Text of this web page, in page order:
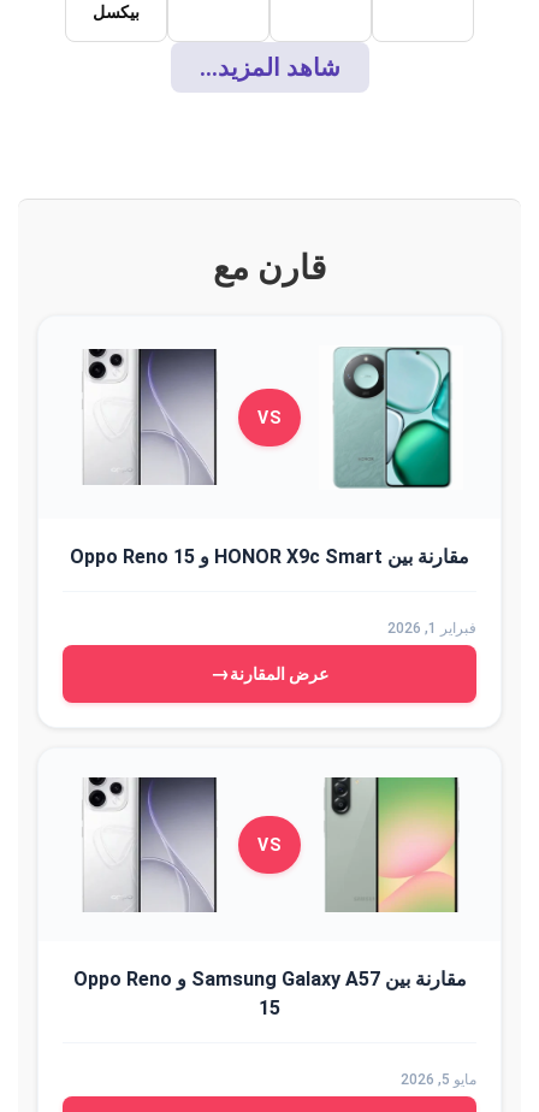
بيكسل
شاهد المزيد...
قارن مع
VS
مقارنة بين HONOR X9c Smart و Oppo Reno 15
فبراير 1, 2026
عرض المقارنة→
VS
مقارنة بين Samsung Galaxy A57 و Oppo Reno
15
مايو 5, 2026